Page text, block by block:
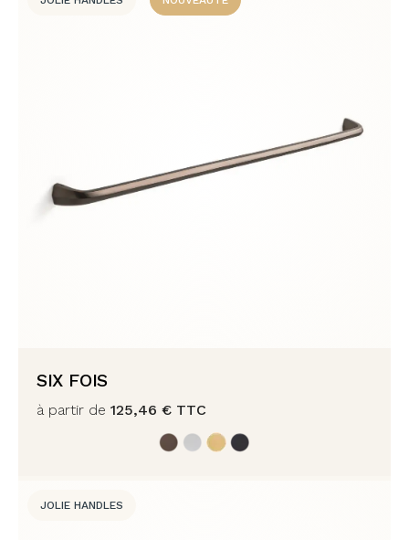
SIX FOIS
à partir de 125,46 € TTC
JOLIE HANDLES